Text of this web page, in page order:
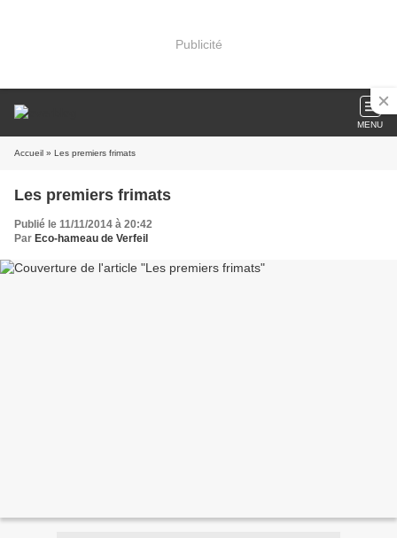
Publicité
MENU
Accueil » Les premiers frimats
Les premiers frimats
Publié le 11/11/2014 à 20:42
Par Eco-hameau de Verfeil